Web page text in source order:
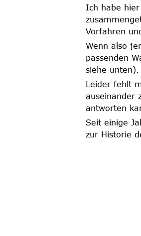
Ich habe
Vorfahren
Wenn also
passenden
siehe unten).
Leider fehlt
auseinander
antworten
Seit einige
zur Historie